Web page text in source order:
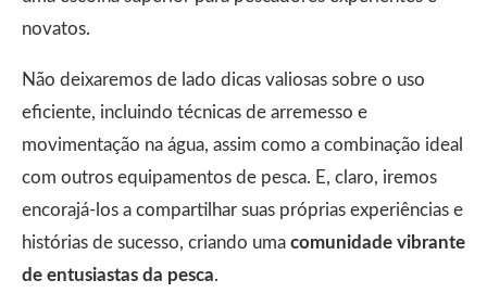
novatos.
Não deixaremos de lado dicas valiosas sobre o uso
eficiente, incluindo técnicas de arremesso e
movimentação na água, assim como a combinação ideal
com outros equipamentos de pesca. E, claro, iremos
encorajá-los a compartilhar suas próprias experiências e
histórias de sucesso, criando uma comunidade vibrante
de entusiastas da pesca.